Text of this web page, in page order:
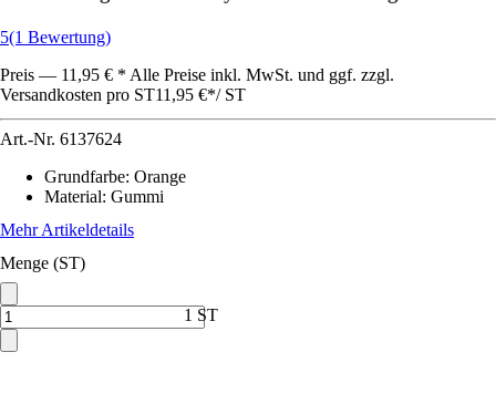
5(1 Bewertung)
Preis — 11,95 € * Alle Preise inkl. MwSt. und ggf. zzgl.
Versandkosten pro ST11,95 €*/ ST
Art.-Nr. 6137624
Grundfarbe: Orange
Material: Gummi
Mehr Artikeldetails
Menge (ST)
1 ST